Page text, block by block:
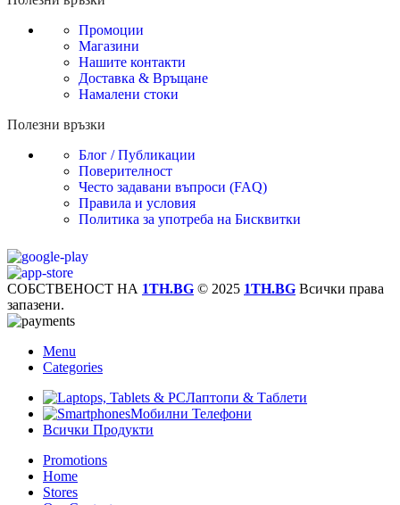
Промоции
Магазини
Нашите контакти
Доставка & Връщане
Намалени стоки
Полезни връзки
Блог / Публикации
Поверителност
Често задавани въпроси (FAQ)
Правила и условия
Политика за употреба на Бисквитки
СОБСТВЕНОСТ НА 1TH.BG © 2025 1TH.BG Всички права
запазени.
Menu
Categories
Лаптопи & Таблети
Мобилни Телефони
Всички Продукти
Promotions
Home
Stores